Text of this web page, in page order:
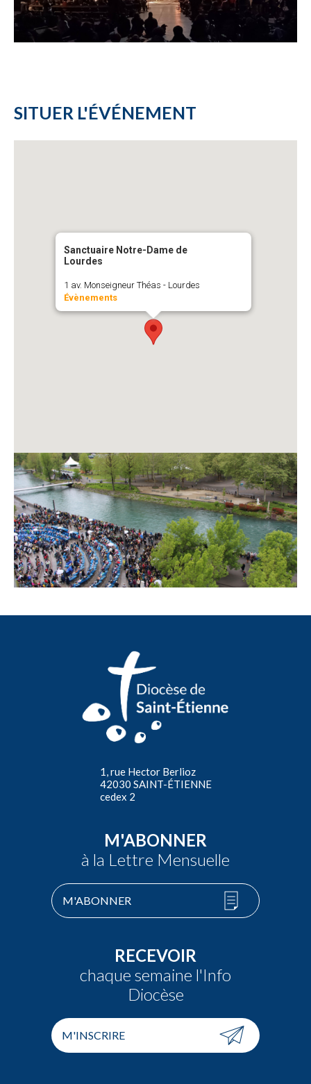
SITUER L'ÉVÉNEMENT
Sanctuaire Notre-Dame de
Lourdes
1 av. Monseigneur Théas - Lourdes
Évènements
1, rue Hector Berlioz
42030 SAINT-ÉTIENNE
cedex 2
M'ABONNER
à la Lettre Mensuelle
M'ABONNER
RECEVOIR
chaque semaine l'Info
Diocèse
M'INSCRIRE